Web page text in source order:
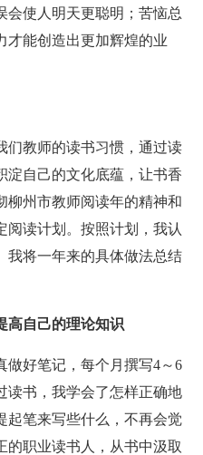
会使人明天更聪明；苦恼总
才能创造出更加辉煌的业
们教师的读书习惯，通过读
淀自己的文化底蕴，让书香
柳州市教师阅读年的精神和
阅读计划。按照计划，我认
我将一年来的具体做法总结
高自己的理论知识
做好笔记，每个月撰写4～6
读书，我学会了怎样正确地
起笔来写些什么，不再会觉
的职业读书人，从书中汲取